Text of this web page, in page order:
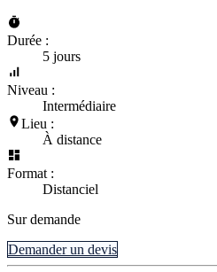
Durée :
5 jours
Niveau :
Intermédiaire
Lieu :
À distance
Format :
Distanciel
Sur demande
Demander un devis